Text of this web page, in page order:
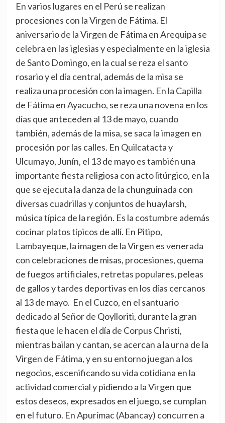
En varios lugares en el Perú se realizan
procesiones con la Virgen de Fátima. El
aniversario de la Virgen de Fátima en Arequipa se
celebra en las iglesias y especialmente en la iglesia
de Santo Domingo, en la cual se reza el santo
rosario y el día central, además de la misa se
realiza una procesión con la imagen. En la Capilla
de Fátima en Ayacucho, se reza una novena en los
días que anteceden al 13 de mayo, cuando
también, además de la misa, se saca la imagen en
procesión por las calles. En Quilcatacta y
Ulcumayo, Junín, el 13 de mayo es también una
importante fiesta religiosa con acto litúrgico, en la
que se ejecuta la danza de la chunguinada con
diversas cuadrillas y conjuntos de huaylarsh,
música típica de la región. Es la costumbre además
cocinar platos típicos de allí. En Pitipo,
Lambayeque, la imagen de la Virgen es venerada
con celebraciones de misas, procesiones, quema
de fuegos artificiales, retretas populares, peleas
de gallos y tardes deportivas en los días cercanos
al 13 de mayo. En el Cuzco, en el santuario
dedicado al Señor de Qoylloriti, durante la gran
fiesta que le hacen el día de Corpus Christi,
mientras bailan y cantan, se acercan a la urna de la
Virgen de Fátima, y en su entorno juegan a los
negocios, escenificando su vida cotidiana en la
actividad comercial y pidiendo a la Virgen que
estos deseos, expresados en el juego, se cumplan
en el futuro. En Apurímac (Abancay) concurren a